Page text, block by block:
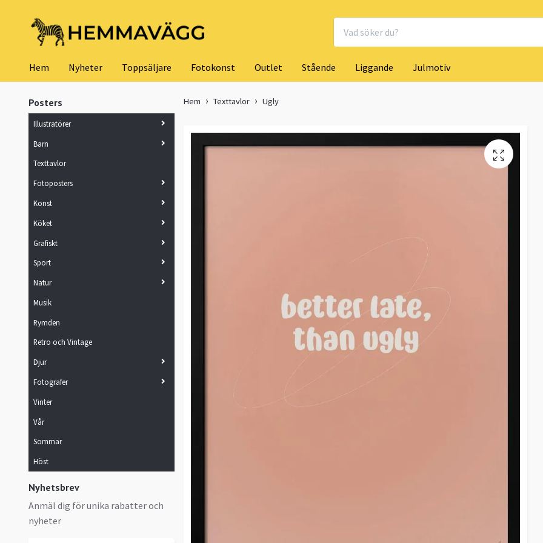
Hem Nyheter Toppsäljare Fotokonst Outlet Stående Liggande Julmotiv
Posters
Illustratörer
Barn
Texttavlor
Fotoposters
Konst
Köket
Grafiskt
Sport
Natur
Musik
Rymden
Retro och Vintage
Djur
Fotografer
Vinter
Vår
Sommar
Höst
Nyhetsbrev
Anmäl dig för unika rabatter och
nyheter
Hem Texttavlor Ugly